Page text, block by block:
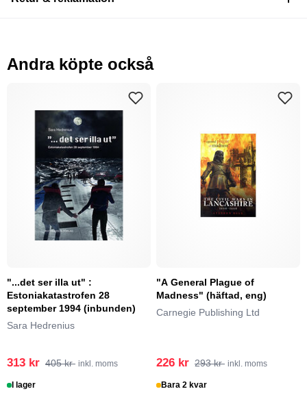
Andra köpte också
"...det ser illa ut" :
Estoniakatastrofen 28
september 1994 (inbunden)
Sara Hedrenius
313 kr 405 kr inkl. moms
I lager
"A General Plague of
Madness" (häftad, eng)
Carnegie Publishing Ltd
226 kr 293 kr inkl. moms
Bara 2 kvar